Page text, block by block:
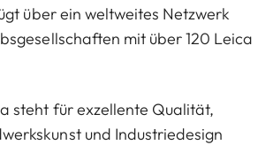
über ein weltweites Netzwerk
mit über 120 Leica
steht für exzellente Qualität,
und Industriedesign